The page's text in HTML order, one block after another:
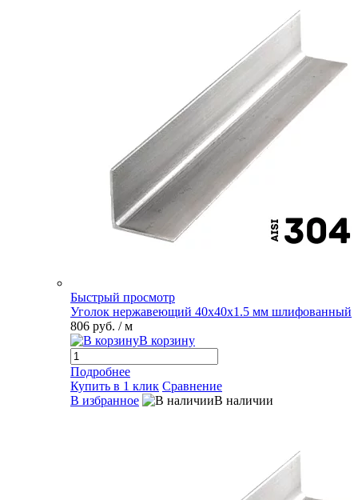
Быстрый просмотр
Уголок нержавеющий 40х40х1.5 мм шлифованный
806 руб. / м
В корзину
Подробнее
Купить в 1 клик Сравнение
В избранное
В наличии